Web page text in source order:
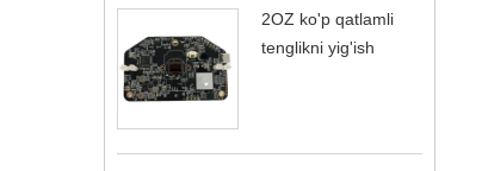
2OZ ko'p qatlamli
tenglikni yig'ish